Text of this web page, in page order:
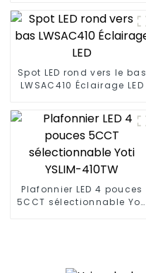
Spot LED rond vers le bas
LWSAC410 Éclairage LED
Plafonnier LED 4 pouces
5CCT sélectionnable Yoti